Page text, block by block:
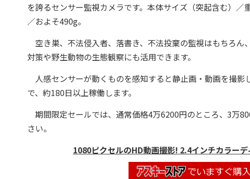
を誇るセンサー監視カメラです。本体サイズ（突起含む）
／およそ490g。
空き巣、不法侵入者、落書き、不法投棄の監視はもちろ
対策や野生動物の生態観察にも活用できます。
人感センサーが動くものを感知すると静止画・動画を撮
で、約180日以上稼働します。
期間限定セールでは、通常価格4万6200円のところ、3万
さい。
1080ピクセルのHD動画撮影! 2.4インチカラー